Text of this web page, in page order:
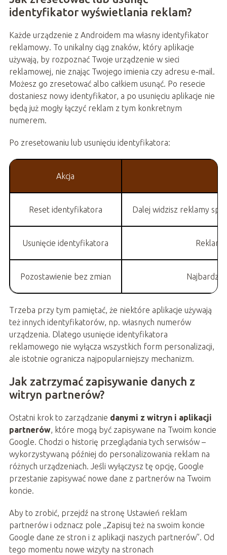
identyfikator wyświetlania reklam?
Każde urządzenie z Androidem ma własny identyfikator
reklamowy. To unikalny ciąg znaków, który aplikacje
używają, by rozpoznać Twoje urządzenie w sieci
reklamowej, nie znając Twojego imienia czy adresu e‑mail.
Możesz go zresetować albo całkiem usunąć. Po resecie
dostaniesz nowy identyfikator, a po usunięciu aplikacje nie
będą już mogły łączyć reklam z tym konkretnym
numerem.
Po zresetowaniu lub usunięciu identyfikatora:
Akcja
Reset identyfikatora Dalej widzisz reklamy
Usunięcie identyfikatora
Pozostawienie bez zmian
Trzeba przy tym pamiętać, że niektóre aplikacje używają
też innych identyfikatorów, np. własnych numerów
urządzenia. Dlatego usunięcie identyfikatora
reklamowego nie wyłącza wszystkich form personalizacji,
ale istotnie ogranicza najpopularniejszy mechanizm.
Jak zatrzymać zapisywanie danych z
witryn partnerów?
Ostatni krok to zarządzanie danymi z witryn i aplikacji
partnerów, które mogą być zapisywane na Twoim koncie
Google. Chodzi o historię przeglądania tych serwisów –
wykorzystywaną później do personalizowania reklam na
różnych urządzeniach. Jeśli wyłączysz tę opcję, Google
przestanie zapisywać nowe dane z partnerów na Twoim
koncie.
Aby to zrobić, przejdź na stronę Ustawień reklam
partnerów i odznacz pole „Zapisuj też na swoim koncie
Google dane ze stron i z aplikacji naszych partnerów”. Od
tego momentu nowe wizyty na stronach